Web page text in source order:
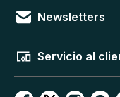
Newsletters
Servicio al